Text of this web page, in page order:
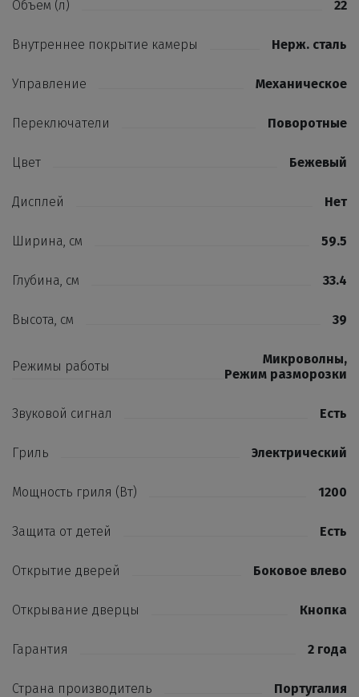
Объем (л) 22
Внутреннее покрытие камеры Нерж. сталь
Управление Механическое
Переключатели Поворотные
Цвет Бежевый
Дисплей Нет
Ширина, см 59.5
Глубина, см 33.4
Высота, см 39
Режимы работы Микроволны,
Режим разморозки
Звуковой сигнал Есть
Гриль Электрический
Мощность гриля (Вт) 1200
Защита от детей Есть
Открытие дверей Боковое влево
Открывание дверцы Кнопка
Гарантия 2 года
Страна производитель Португалия